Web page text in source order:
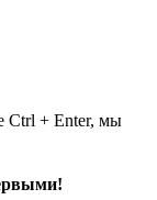
Ctrl + Enter, мы